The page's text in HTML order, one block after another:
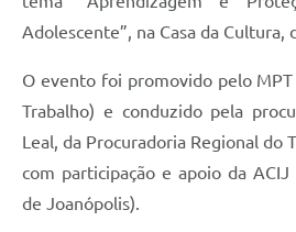
Adolescente”, na Casa da Cultura,
O evento foi promovido pelo
Trabalho) e conduzido pela
Leal, da Procuradoria Regional do
com participação e apoio da ACIJ
de Joanópolis).